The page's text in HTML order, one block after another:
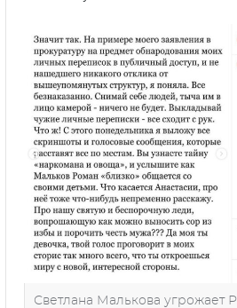
Светлана Малькова угрожает